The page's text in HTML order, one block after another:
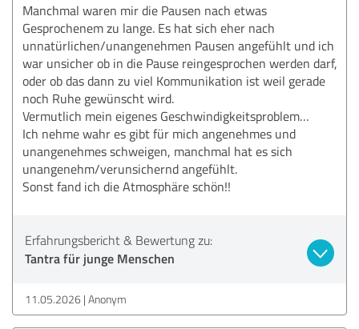
Manchmal waren mir die Pausen nach etwas
Gesprochenem zu lange. Es hat sich eher nach
unnatürlichen/unangenehmen Pausen angefühlt und ich
war unsicher ob in die Pause reingesprochen werden darf,
oder ob das dann zu viel Kommunikation ist weil gerade
noch Ruhe gewünscht wird.
Vermutlich mein eigenes Geschwindigkeitsproblem…
Ich nehme wahr es gibt für mich angenehmes und
unangenehmes schweigen, manchmal hat es sich
unangenehm/verunsichernd angefühlt.
Sonst fand ich die Atmosphäre schön!!
Erfahrungsbericht & Bewertung zu:
Tantra für junge Menschen
11.05.2026 Anonym